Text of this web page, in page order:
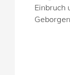
Einbruch